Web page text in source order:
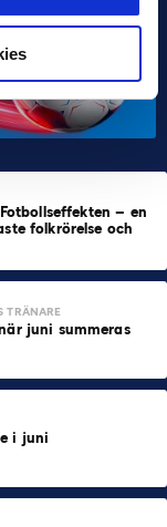
– en
folkrörelse och
TRÄNARE
juni summeras
i juni